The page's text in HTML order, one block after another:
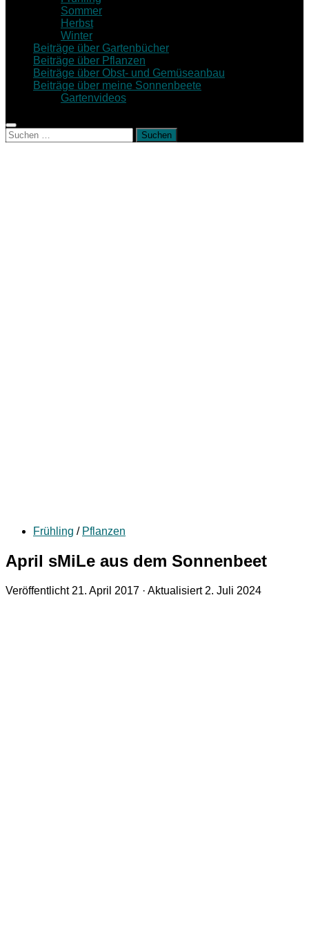
Sommer
Herbst
Winter
Beiträge über Gartenbücher
Beiträge über Pflanzen
Beiträge über Obst- und Gemüseanbau
Beiträge über meine Sonnenbeete
Gartenvideos
Suche
nach:
Frühling / Pflanzen
April sMiLe aus dem Sonnenbeet
Veröffentlicht 21. April 2017 · Aktualisiert 2. Juli 2024